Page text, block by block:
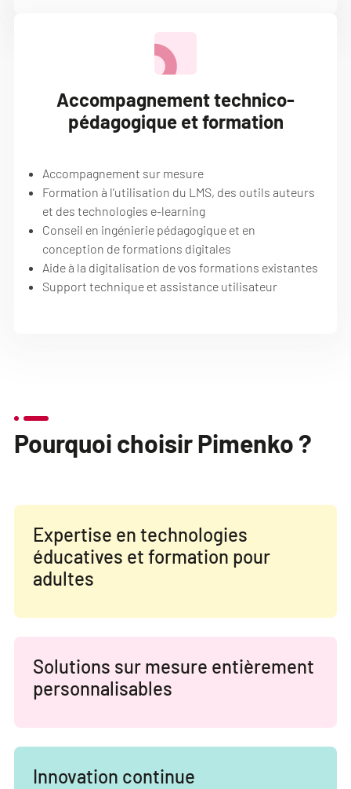
Accompagnement technico-
pédagogique et formation
Accompagnement sur mesure
Formation à l’utilisation du LMS, des outils auteurs
et des technologies e-learning
Conseil en ingénierie pédagogique et en
conception de formations digitales
Aide à la digitalisation de vos formations existantes
Support technique et assistance utilisateur
Pourquoi choisir Pimenko ?
Expertise en technologies
éducatives et formation pour
adultes
Solutions sur mesure entièrement
personnalisables
Innovation continue